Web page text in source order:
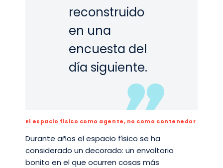
reconstruido
en una
encuesta del
día siguiente.
El espacio físico como agente, no como contenedor
Durante años el espacio físico se ha
considerado un decorado: un envoltorio
bonito en el que ocurren cosas más